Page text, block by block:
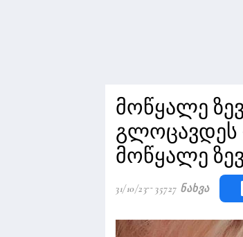
მოწყალე
გლოცავდეს
მოწყალე
31/10/23 35727 Ნახვა